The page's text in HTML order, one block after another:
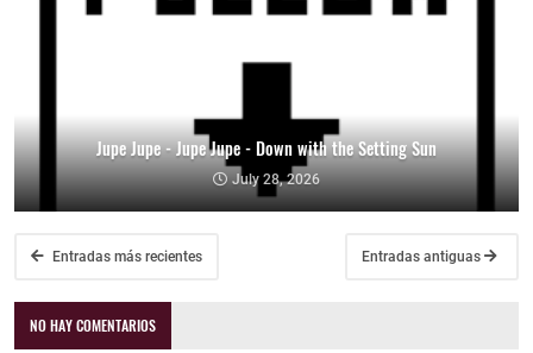
Jupe Jupe - Jupe Jupe - Down with the Setting Sun
July 28, 2026
Entradas más recientes Entradas antiguas
NO HAY COMENTARIOS